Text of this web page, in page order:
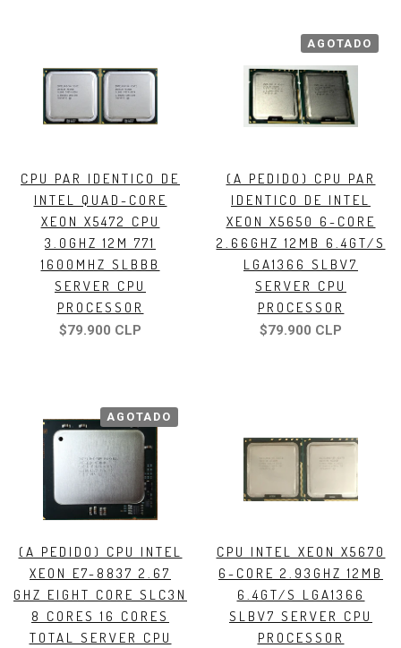
CPU PAR IDENTICO DE
INTEL QUAD-CORE
XEON X5472 CPU
3.0GHZ 12M 771
1600MHZ SLBBB
SERVER CPU
PROCESSOR
$79.900 CLP
AGOTADO
(A PEDIDO) CPU PAR
IDENTICO DE INTEL
XEON X5650 6-CORE
2.66GHZ 12MB 6.4GT/S
LGA1366 SLBV7
SERVER CPU
PROCESSOR
$79.900 CLP
AGOTADO
(A PEDIDO) CPU INTEL
XEON E7-8837 2.67
GHZ EIGHT CORE SLC3N
8 CORES 16 CORES
TOTAL SERVER CPU
CPU INTEL XEON X5670
6-CORE 2.93GHZ 12MB
6.4GT/S LGA1366
SLBV7 SERVER CPU
PROCESSOR